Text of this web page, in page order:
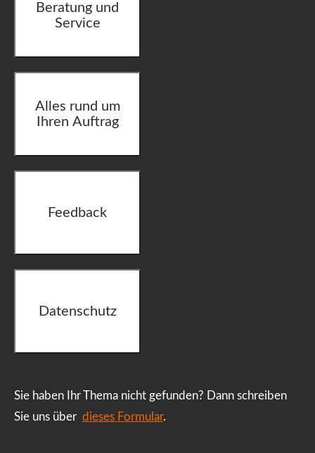
Beratung und
Service
Alles rund um
Ihren Auftrag
Feedback
Datenschutz
Sie haben Ihr Thema nicht gefunden? Dann schreiben
Sie uns über dieses Formular.